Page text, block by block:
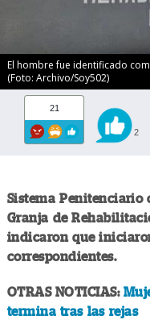
El hombre fue identificado
(Foto: Archivo/Soy502)
21
2
Sistema Penitenciario
Granja de
indicaron que
correspondientes.
OTRAS NOTICIAS:
termina tras las rejas